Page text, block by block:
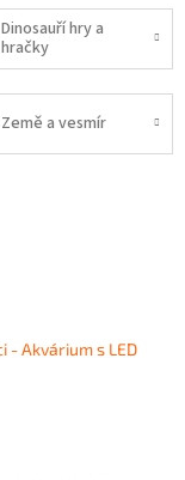
Dinosauří hry a
hračky
Země a vesmír
- Akvárium s LED